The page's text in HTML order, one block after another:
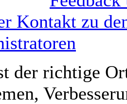
Kontakt zu
der richtige